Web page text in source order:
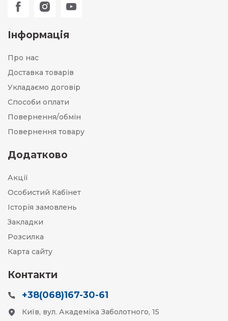
Інформація
Про нас
Доставка товарів
Укладаємо договір
Способи оплати
Повернення/обмін
Повернення товару
Додатково
Акції
Особистий Кабінет
Історія замовлень
Закладки
Розсилка
Карта сайту
Контакти
+38(068)167-30-61
Київ, вул. Академіка Заболотного, 15